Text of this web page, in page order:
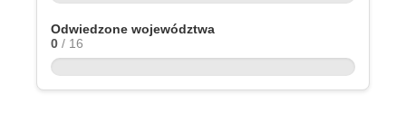
Odwiedzone województwa
0 / 16